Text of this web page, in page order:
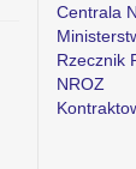
Centrala
Rzecznik
NROZ